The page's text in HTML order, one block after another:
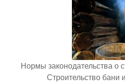
Нормы законодательства о
Строительство бани